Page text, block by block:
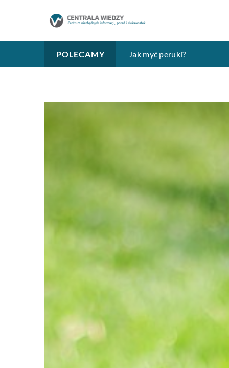
POLECAMY Bezpiecznik, czyli
Jak myć peruki?
Mozaika gresowa i